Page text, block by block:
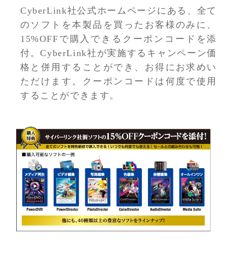
CyberLink社公式ホームページにある、全て
のソフトを本製品を買ったお客様のみに、
15%OFFで購入できるクーポンコードを添
付。CyberLink社が実施するキャンペーン価
格と併用することができ、お得にお求めい
ただけます。クーポンコードは何度で使用
することができます。